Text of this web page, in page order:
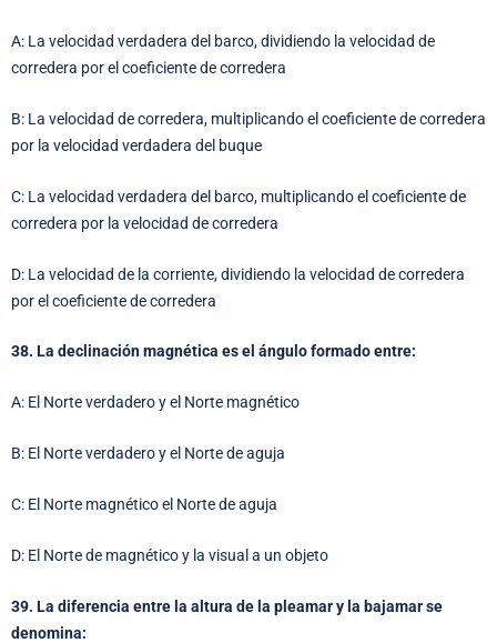
A: La velocidad verdadera del barco, dividiendo la velocidad de
corredera por el coeficiente de corredera
B: La velocidad de corredera, multiplicando el coeficiente de corredera
por la velocidad verdadera del buque
C: La velocidad verdadera del barco, multiplicando el coeficiente de
corredera por la velocidad de corredera
D: La velocidad de la corriente, dividiendo la velocidad de corredera
por el coeficiente de corredera
38. La declinación magnética es el ángulo formado entre:
A: El Norte verdadero y el Norte magnético
B: El Norte verdadero y el Norte de aguja
C: El Norte magnético el Norte de aguja
D: El Norte de magnético y la visual a un objeto
39. La diferencia entre la altura de la pleamar y la bajamar se
denomina: